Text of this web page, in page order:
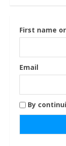
First name
Email
By